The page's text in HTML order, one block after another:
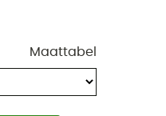
Maattabel